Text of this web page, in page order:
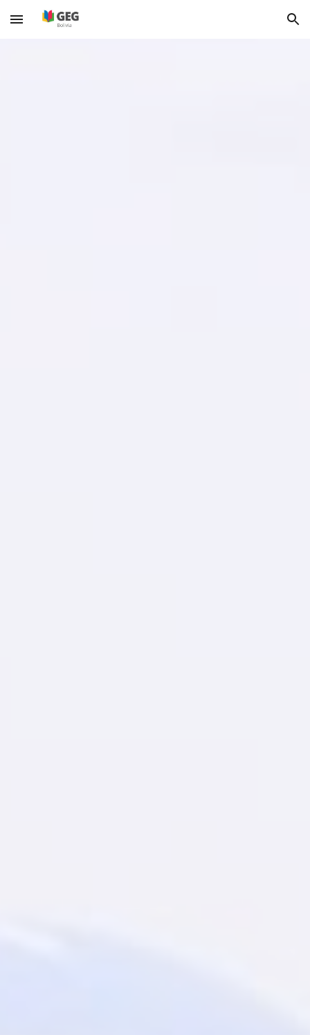
Skip to main content Skip to navigation